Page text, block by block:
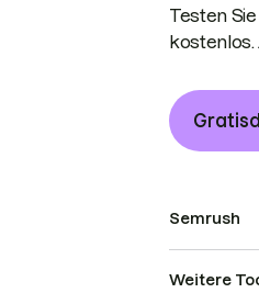
Testen
kostenlos.
Semrush
Weitere